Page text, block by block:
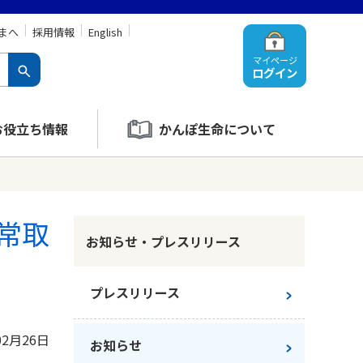
マイページ
ログイン
へ 採用情報 English
立ち情報 かんぽ生命について
取
月26日
お知らせ・プレスリリース
プレスリリース
お知らせ